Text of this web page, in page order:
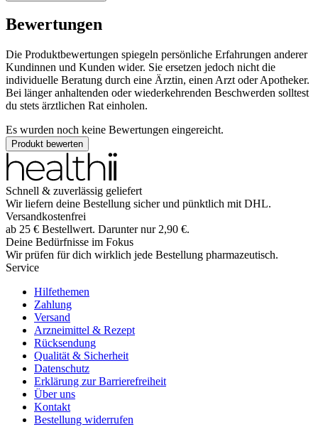
Bewertungen
Die Produktbewertungen spiegeln persönliche Erfahrungen anderer
Kundinnen und Kunden wider. Sie ersetzen jedoch nicht die
individuelle Beratung durch eine Ärztin, einen Arzt oder Apotheker.
Bei länger anhaltenden oder wiederkehrenden Beschwerden solltest
du stets ärztlichen Rat einholen.
Es wurden noch keine Bewertungen eingereicht.
Produkt bewerten
Schnell & zuverlässig geliefert
Wir liefern deine Bestellung sicher und pünktlich mit DHL.
Versandkostenfrei
ab 25 € Bestellwert. Darunter nur 2,90 €.
Deine Bedürfnisse im Fokus
Wir prüfen für dich wirklich jede Bestellung pharmazeutisch.
Service
Hilfethemen
Zahlung
Versand
Arzneimittel & Rezept
Rücksendung
Qualität & Sicherheit
Datenschutz
Erklärung zur Barrierefreiheit
Über uns
Kontakt
Bestellung widerrufen